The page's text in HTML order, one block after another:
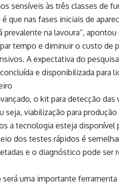
sensíveis às três classes de
é que nas fases iniciais de
na lavoura”,
tempo e diminuir o custo de
A expectativa do
e disponibilizada para
o kit para detecção
seja, viabilização para
a tecnologia esteja disponível
dos testes rápidos é
e o diagnóstico pode ser
uma importante